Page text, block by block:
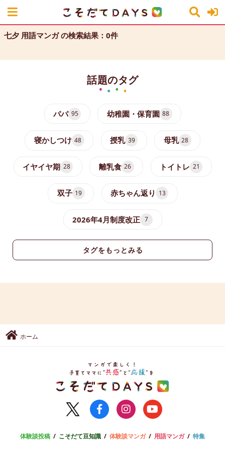
七夕 用語マンガ の検索結果：0件
話題のタグ
パパ 95 幼稚園・保育園 88
寝かしつけ 48 授乳 39 母乳 28
イヤイヤ期 28 離乳食 26 トイトレ 21
双子 19 赤ちゃん返り 13
2026年4月制度改正 7
タグをもっとみる
ホーム
体験談投稿 こそだて豆知識 体験談マンガ 用語マンガ 特集